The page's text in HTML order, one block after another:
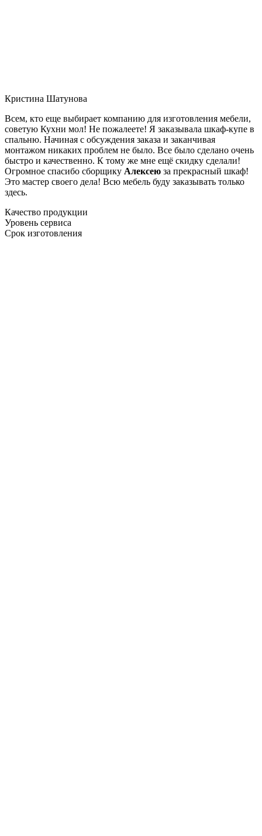
Кристина Шатунова
Всем, кто еще выбирает компанию для изготовления мебели,
советую Кухни мол! Не пожалеете! Я заказывала шкаф-купе в
спальню. Начиная с обсуждения заказа и заканчивая
монтажом никаких проблем не было. Все было сделано очень
быстро и качественно. К тому же мне ещё скидку сделали!
Огромное спасибо сборщику Алексею за прекрасный шкаф!
Это мастер своего дела! Всю мебель буду заказывать только
здесь.
Качество продукции
Уровень сервиса
Срок изготовления